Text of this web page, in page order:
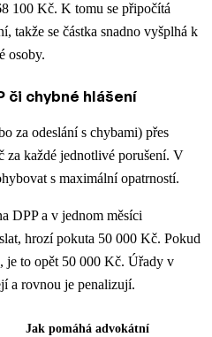
100 Kč. K tomu se připočítá
takže se částka snadno vyšplhá k
osoby.
či chybné hlášení
za odeslání s chybami) přes
každé jednotlivé porušení. V
s maximální opatrností.
DPP a v jednom měsíci
hrozí pokuta 50 000 Kč. Pokud
je to opět 50 000 Kč. Úřady v
a rovnou je penalizují.
Jak pomáhá advokátní